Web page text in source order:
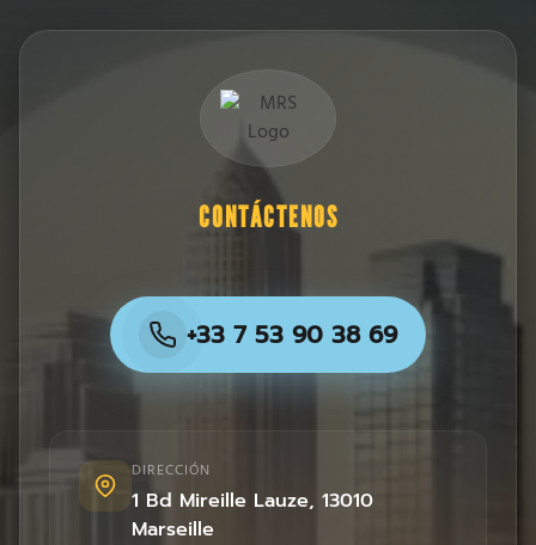
CONTÁCTENOS
+33 7 53 90 38 69
DIRECCIÓN
1 Bd Mireille Lauze, 13010
Marseille